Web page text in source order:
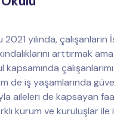
yılında, çalışanların
arttırmak
de iş yaşamlarında
aileleri de kapsayan
kurum ve kuruluşlar ile